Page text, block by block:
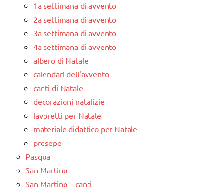
1a settimana di avvento
2a settimana di avvento
3a settimana di avvento
4a settimana di avvento
albero di Natale
calendari dell'avvento
canti di Natale
decorazioni natalizie
lavoretti per Natale
materiale didattico per Natale
presepe
Pasqua
San Martino
San Martino – canti